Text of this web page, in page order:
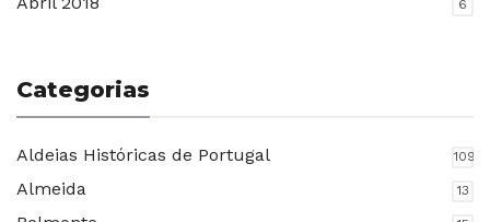
6
Categorias
Aldeias Históricas de Portugal 109
Almeida 13